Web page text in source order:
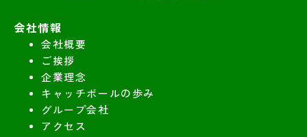
会社情報
会社概要
ご挨拶
企業理念
キャッチボールの歩み
グループ会社
アクセス